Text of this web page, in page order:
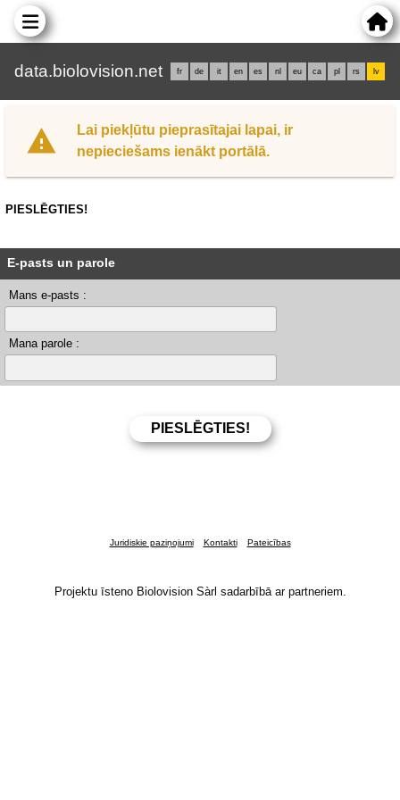
data.biolovision.net fr de it en es nl eu ca pl rs lv
Lai piekļūtu pieprasītajai lapai, ir
nepieciešams ienākt portālā.
PIESLĒGTIES!
E-pasts un parole
Mans e-pasts :
Mana parole :
Juridiskie paziņojumi Kontakti Pateicības
Projektu īsteno Biolovision Sàrl sadarbībā ar partneriem.